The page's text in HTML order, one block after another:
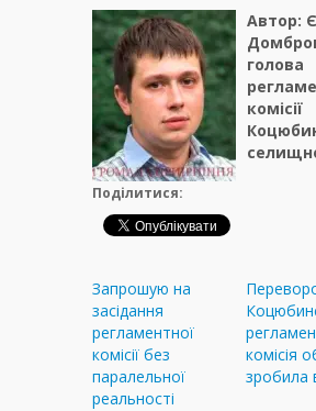
Автор:
голова
комісії
Поділитися:
Запрошую на
засідання
регламентної
комісії без
паралельної
реальності
комісія
зробила